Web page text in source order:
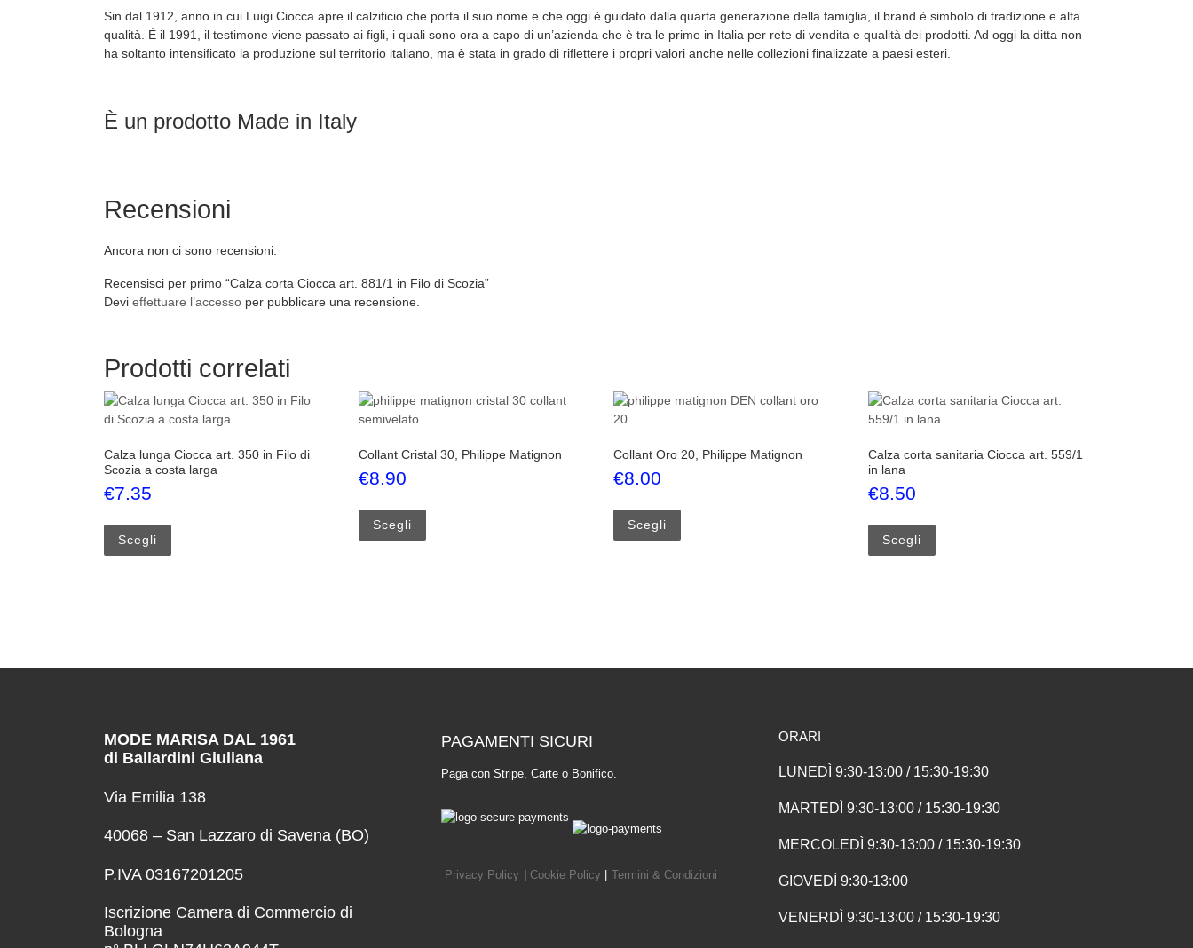
Sin dal 1912, anno in cui Luigi Ciocca apre il calzificio che porta il suo nome e che oggi è guidato dalla quarta generazione della famiglia, il brand è simbolo di tradizione e alta
qualità. È il 1991, il testimone viene passato ai figli, i quali sono ora a capo di un’azienda che è tra le prime in Italia per rete di vendita e qualità dei prodotti. Ad oggi la ditta non
ha soltanto intensificato la produzione sul territorio italiano, ma è stata in grado di riflettere i propri valori anche nelle collezioni finalizzate a paesi esteri.
È un prodotto Made in Italy
Recensioni
Ancora non ci sono recensioni.
Recensisci per primo “Calza corta Ciocca art. 881/1 in Filo di Scozia”
Devi effettuare l’accesso per pubblicare una recensione.
Prodotti correlati
Calza lunga Ciocca art. 350 in Filo di
Scozia a costa larga
€7.35
Scegli
Questo prodotto ha più varianti. Le opzioni possono essere scelte nella pagina del prodotto
Collant Cristal 30, Philippe Matignon
€8.90
Scegli
Collant Oro 20, Philippe Matignon
€8.00
Scegli
Calza corta sanitaria Ciocca art. 559/1
in lana
€8.50
Scegli
MODE MARISA DAL 1961
di Ballardini Giuliana
Via Emilia 138
40068 – San Lazzaro di Savena (BO)
P.IVA 03167201205
Iscrizione Camera di Commercio di
Bologna
PAGAMENTI SICURI
Paga con Stripe, Carte o Bonifico.
Privacy Policy Cookie Policy Termini & Condizioni
ORARI
LUNEDÌ 9:30-13:00 / 15:30-19:30
MARTEDÌ 9:30-13:00 / 15:30-19:30
MERCOLEDÌ 9:30-13:00 / 15:30-19:30
GIOVEDÌ 9:30-13:00
VENERDÌ 9:30-13:00 / 15:30-19:30